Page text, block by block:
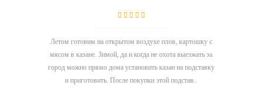
Летом готовим на открытом воздухе плов, картошку с
мясом в казане. Зимой, да и когда не охота выезжать за
город можно прямо дома установить казан на подставку
и приготовить. После покупки этой подстав..